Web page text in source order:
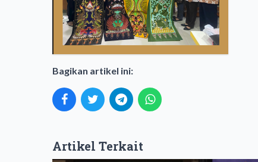
Bagikan artikel ini:
Artikel Terkait